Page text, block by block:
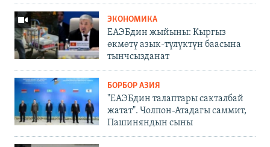
ЭКОНОМИКА
ЕАЭБдин жыйыны: Кыргыз
өкмөтү азык-түлүктүн баасына
тынчсызданат
БОРБОР АЗИЯ
"ЕАЭБдин талаптары сакталбай
жатат". Чолпон-Атадагы саммит,
Пашиняндын сыны